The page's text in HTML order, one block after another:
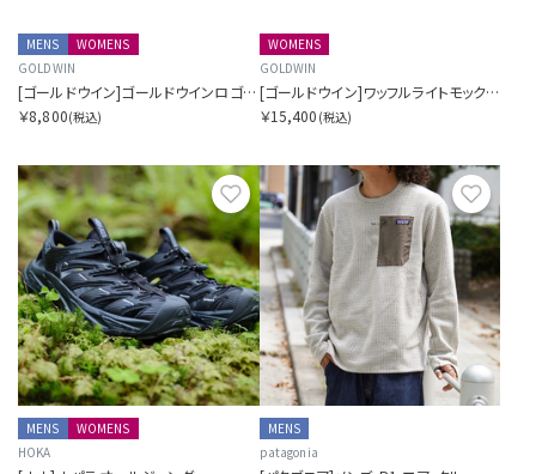
MENS
WOMENS
GOLDWIN
[ゴールドウイン]ゴールドウインロゴコットンキャップ
￥8,800(税込)
WOMENS
GOLDWIN
[ゴールドウイン]ワッフルライトモックネックロングスリーブティーシャツ
￥15,400 (税込)
お気に入り
MENS
WOMENS
HOKA
MENS
patagonia